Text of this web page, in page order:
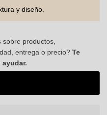
y diseño.
sobre productos,
entrega o precio? Te
ayudar.